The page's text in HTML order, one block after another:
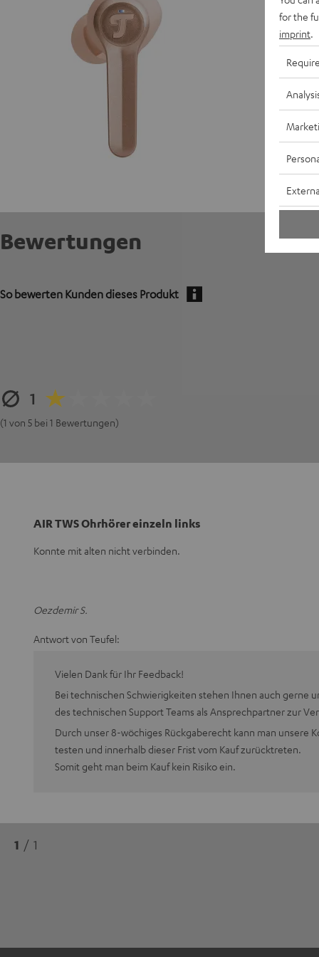
Bewertungen
So bewerten Kunden dieses Produkt
1
(1 von 5 bei 1 Bewertungen)
AIR TWS Ohrhörer einzeln links
Konnte mit alten nicht verbinden.
Oezdemir S.
Antwort von Teufel:
Vielen Dank für Ihr Feedback!
Bei technischen Schwierigkeiten stehen Ihnen auch gerne
des technischen Support Teams als Ansprechpartner zur
Durch unser 8-wöchiges Rückgaberecht kann man unsere
testen und innerhalb dieser Frist vom Kauf zurücktreten.
Somit geht man beim Kauf kein Risiko ein.
1 / 1
for the
imprint